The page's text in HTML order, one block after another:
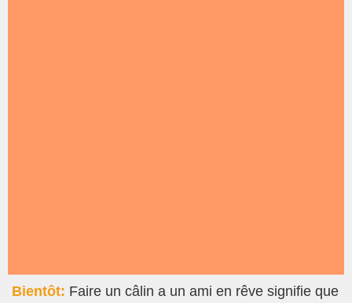
Bientôt: Faire un câlin a un ami en rêve signifie que